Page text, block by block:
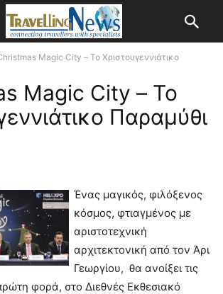
Magic City – Το Χριστουγεννιάτικο
Magic City – Το
Παραμύθι
Ένας μαγικός, φιλόξενος
κόσμος, φτιαγμένος με
αριστοτεχνική
αρχιτεκτονική από τον Άρι
Γεωργίου, θα ανοίξει τις
φορά, στο Διεθνές Εκθεσιακό